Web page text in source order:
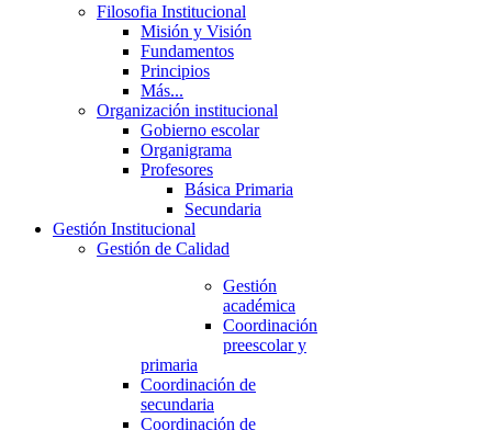
Filosofia Institucional
Misión y Visión
Fundamentos
Principios
Más...
Organización institucional
Gobierno escolar
Organigrama
Profesores
Básica Primaria
Secundaria
Gestión Institucional
Gestión de Calidad
Gestión
académica
Coordinación
preescolar y
primaria
Coordinación de
secundaria
Coordinación de